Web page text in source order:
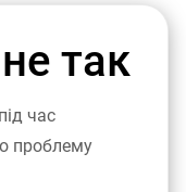
так
час
проблему